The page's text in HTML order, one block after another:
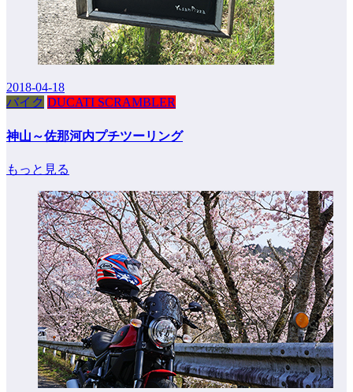
2018-04-18
バイク DUCATI SCRAMBLER
神山～佐那河内プチツーリング
もっと見る